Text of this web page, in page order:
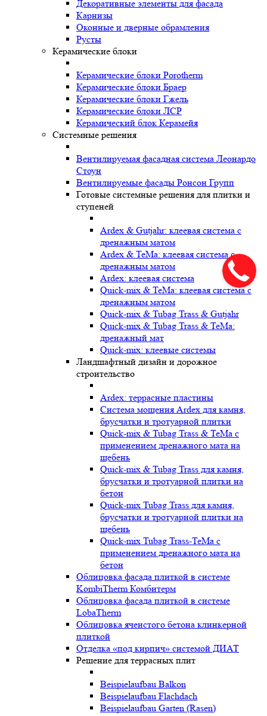
Декоративные элементы для фасада
Карнизы
Оконные и дверные обрамления
Русты
Керамические блоки
Керамические блоки Porotherm
Керамические блоки Браер
Керамические блоки Гжель
Керамические блоки ЛСР
Керамический блок Керамейя
Системные решения
Вентилируемая фасадная система Леонардо
Стоун
Вентилируемые фасады Ронсон Групп
Готовые системные решения для плитки и
ступеней
Ardex & Gutjahr: клеевая система с
дренажным матом
Ardex & TeMa: клеевая система с
дренажным матом
Ardex: клеевая система
Quick-mix & TeMa: клеевая система с
дренажным матом
Quick-mix & Tubag Trass & Gutjahr
Quick-mix & Tubag Trass & TeMa:
дренажный мат
Quick-mix: клеевые системы
Ландшафтный дизайн и дорожное
строительство
Ardex: террасные пластины
Cистема мощения Ardex для камня,
брусчатки и тротуарной плитки
Quick-mix & Tubag Trass & TeMa с
применением дренажного мата на
щебень
Quick-mix & Tubag Trass для камня,
брусчатки и тротуарной плитки на
бетон
Quick-mix Tubag Trass для камня,
брусчатки и тротуарной плитки на
щебень
Quick-mix Tubag Trass-TeMa с
применением дренажного мата на
бетон
Облицовка фасада плиткой в системе
KombiTherm Комбитерм
Облицовка фасада плиткой в системе
LobaTherm
Облицовка ячеистого бетона клинкерной
плиткой
Отделка «под кирпич» системой ДИАТ
Решение для террасных плит
Beispielaufbau Balkon
Beispielaufbau Flachdach
Beispielaufbau Garten (Rasen)